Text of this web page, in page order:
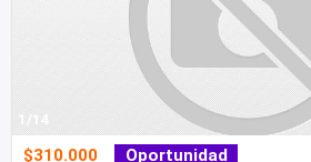
1/14
$310.000 Oportunidad